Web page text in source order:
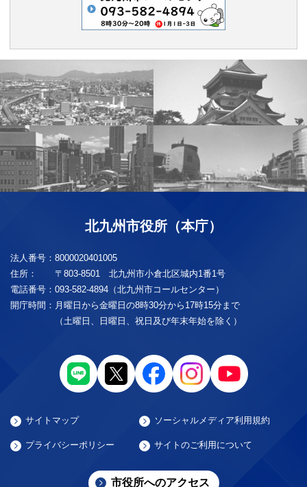
北九州市役所（本庁）
法人番号： 8000020401005
住所：
〒803-8501 北九州市小倉北区城内1番1号
電話番号： 093-582-4894（北九州市コールセンター）
開庁時間： 月曜日から金曜日の8時30分から17時15分まで
（土曜日、日曜日、祝日及び年末年始を除く）
サイトマップ ソーシャルメディア利用規約
プライバシーポリシー サイトのご利用について
市役所へのアクセス